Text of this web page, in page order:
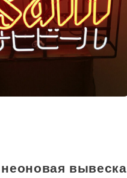
вывеска